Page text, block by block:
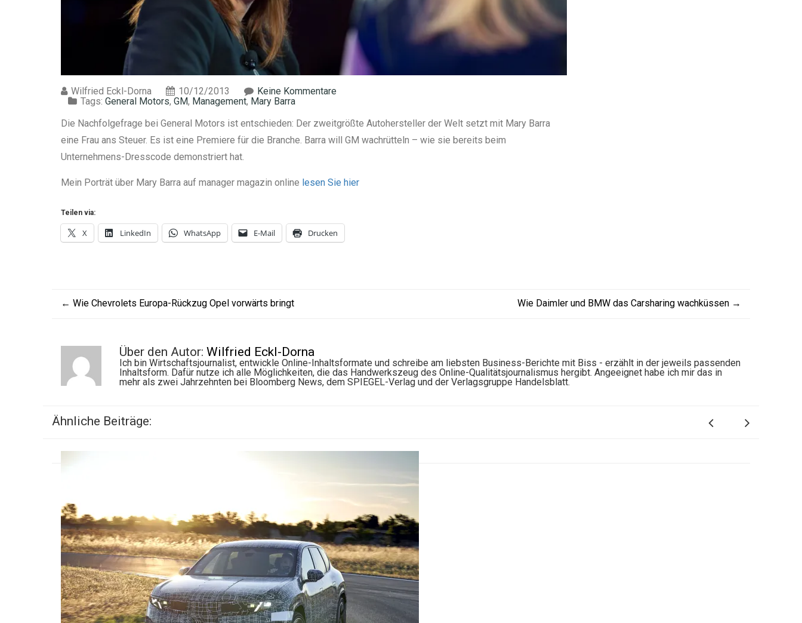
Wilfried Eckl-Dorna 10/12/2013
Keine Kommentare
Tags: General Motors, GM, Management, Mary Barra
Die Nachfolgefrage bei General Motors ist entschieden: Der zweitgrößte Autohersteller der Welt setzt mit Mary Barra
eine Frau ans Steuer. Es ist eine Premiere für die Branche. Barra will GM wachrütteln – wie sie bereits beim
Unternehmens-Dresscode demonstriert hat.
Mein Porträt über Mary Barra auf manager magazin online lesen Sie hier
Teilen via:
X LinkedIn WhatsApp E-Mail Drucken
← Wie Chevrolets Europa-Rückzug Opel vorwärts bringt Wie Daimler und BMW das Carsharing wachküssen →
Über den Autor: Wilfried Eckl-Dorna
Ich bin Wirtschaftsjournalist, entwickle Online-Inhaltsformate und schreibe am liebsten Business-Berichte mit Biss - erzählt in der jeweils passenden
Inhaltsform. Dafür nutze ich alle Möglichkeiten, die das Handwerkszeug des Online-Qualitätsjournalismus hergibt. Angeeignet habe ich mir das in
mehr als zwei Jahrzehnten bei Bloomberg News, dem SPIEGEL-Verlag und der Verlagsgruppe Handelsblatt.
Ähnliche Beiträge: